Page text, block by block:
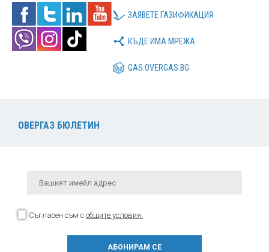
ЗАЯВЕТЕ ГАЗИФИКАЦИЯ
КЪДЕ ИМА МРЕЖА
GAS.OVERGAS.BG
ОВЕРГАЗ БЮЛЕТИН
Съгласен съм с общите условия.